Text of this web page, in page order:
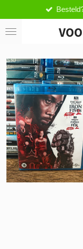
direct
naar
Besteld? Binnen 24